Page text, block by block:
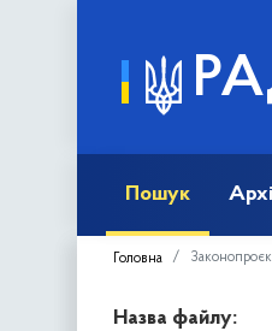
Пошук
Головна
Назва файлу: